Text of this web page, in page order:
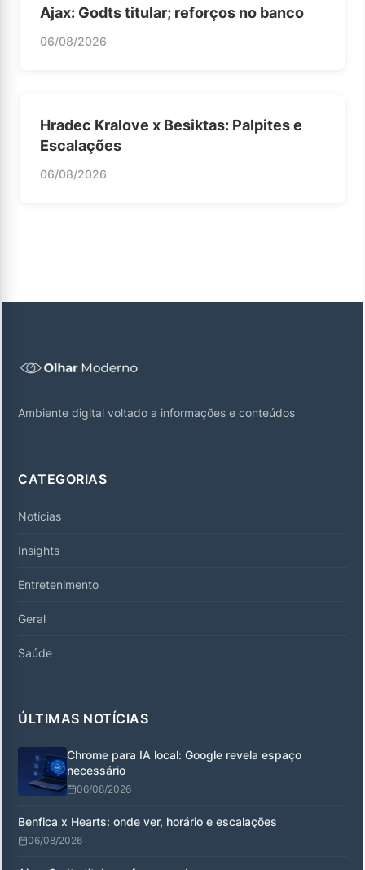
Ajax: Godts titular; reforços no banco
06/08/2026
Hradec Kralove x Besiktas: Palpites e
Escalações
06/08/2026
Ambiente digital voltado a informações e conteúdos
CATEGORIAS
Notícias
Insights
Entretenimento
Geral
Saúde
ÚLTIMAS NOTÍCIAS
Chrome para IA local: Google revela espaço
necessário
06/08/2026
Benfica x Hearts: onde ver, horário e escalações
06/08/2026